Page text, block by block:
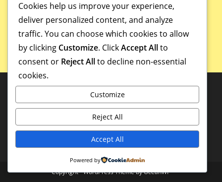
Copyright - WordPress Theme by OceanWP
Cookies help us improve your experience,
deliver personalized content, and analyze
traffic. You can choose which cookies to allow
by clicking Customize. ClickAccept Allto
consent or Reject Allto decline non-essential
cookies.
Customize
Reject All
Accept All
Powered by